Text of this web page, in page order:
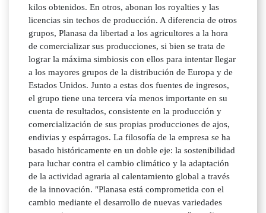
kilos obtenidos. En otros, abonan los royalties y las
licencias sin techos de producción. A diferencia de otros
grupos, Planasa da libertad a los agricultores a la hora
de comercializar sus producciones, si bien se trata de
lograr la máxima simbiosis con ellos para intentar llegar
a los mayores grupos de la distribución de Europa y de
Estados Unidos. Junto a estas dos fuentes de ingresos,
el grupo tiene una tercera vía menos importante en su
cuenta de resultados, consistente en la producción y
comercialización de sus propias producciones de ajos,
endivias y espárragos. La filosofía de la empresa se ha
basado históricamente en un doble eje: la sostenibilidad
para luchar contra el cambio climático y la adaptación
de la actividad agraria al calentamiento global a través
de la innovación. "Planasa está comprometida con el
cambio mediante el desarrollo de nuevas variedades